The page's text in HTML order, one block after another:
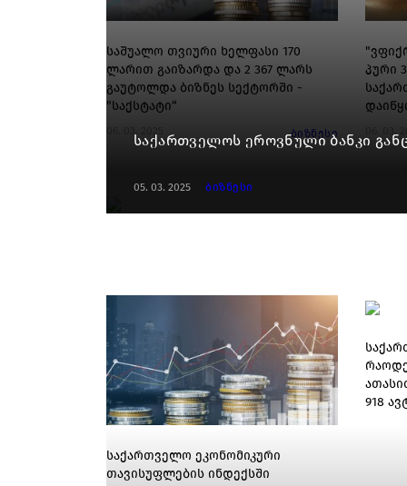
საშუალო თვიური ხელფასი 170
ლარით გაიზარდა და 2 367 ლარს
გაუტოლდა ბიზნეს სექტორში -
"საქსტატი“
ბიზნესი
პური
საქართველოს ეროვნული ბანკი
05. 03. 2025 ბიზნესი
საქართველო ეკონომიკური
თავისუფლების ინდექსში
918